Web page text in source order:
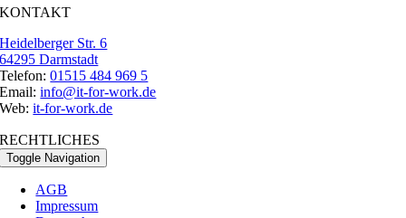
KONTAKT
Heidelberger Str. 6
64295 Darmstadt
Telefon:01515 484 969 5
Email:info@it-for-work.de
Web:it-for-work.de
RECHTLICHES
Toggle Navigation
AGB
Impressum